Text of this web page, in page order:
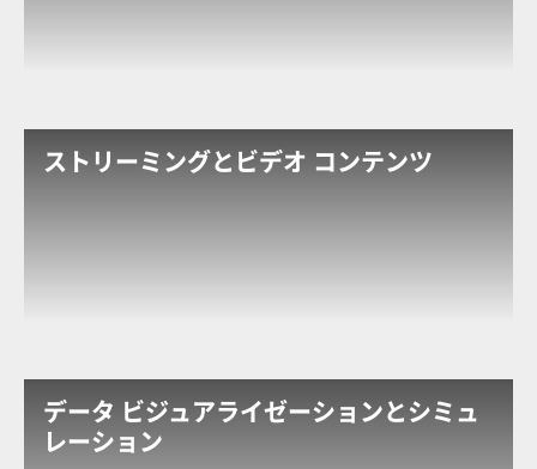
ストリーミングとビデオ コンテンツ
データ ビジュアライゼーションとシミュ
レーション